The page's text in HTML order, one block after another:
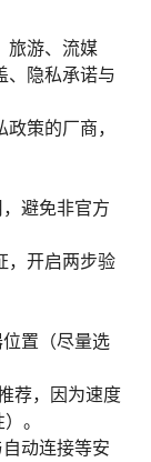
旅游、流媒
、隐私承诺与
策的厂商，
避免非官方
，开启两步验
置（尽量选
荐，因为速度
。
动连接等安